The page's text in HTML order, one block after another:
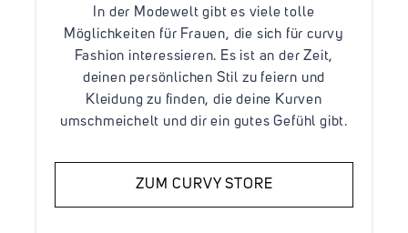
In der Modewelt gibt es viele tolle
Möglichkeiten für Frauen, die sich für curvy
Fashion interessieren. Es ist an der Zeit,
deinen persönlichen Stil zu feiern und
Kleidung zu finden, die deine Kurven
umschmeichelt und dir ein gutes Gefühl gibt.
ZUM CURVY STORE